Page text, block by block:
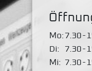
Mo: 7.30-
Di:
7.30-
Mi: 7.30-